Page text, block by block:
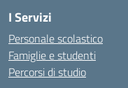
I Servizi
Personale scolastico
Famiglie e studenti
Percorsi di studio